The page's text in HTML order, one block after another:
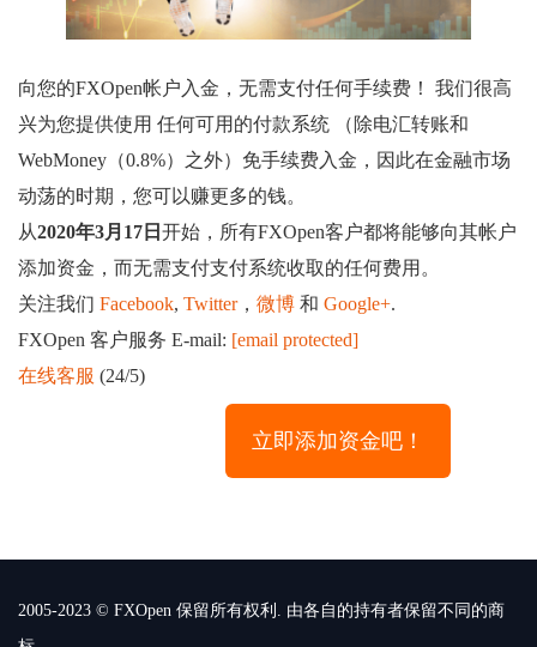
向您的FXOpen帐户入金，无需支付任何手续费！ 我们很高
兴为您提供使用 任何可用的付款系统 （除电汇转账和
WebMoney（0.8%）之外）免手续费入金，因此在金融市场
动荡的时期，您可以赚更多的钱。
从2020年3月17日 开始，所有FXOpen客户都将能够向其帐户
添加资金，而无需支付支付系统收取的任何费用。
关注我们 Facebook, Twitter， 微博 和 Google+.
FXOpen 客户服务 E-mail: [email protected]
在线客服 (24/5)
立即添加资金吧！
2005-2023 © FXOpen 保留所有权利. 由各自的持有者保留不同的商